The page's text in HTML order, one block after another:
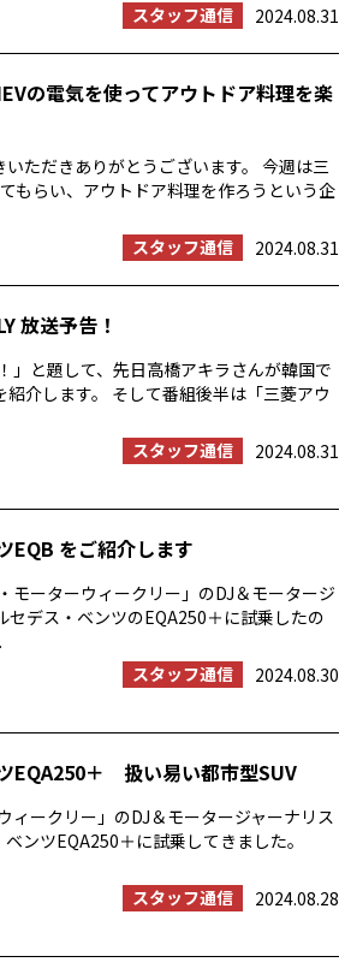
スタッフ通信
2024.08.31
の電気を使ってアウトドア料理を楽
ただきありがとうございます。 今週は三
もらい、アウトドア料理を作ろうという企
スタッフ通信
2024.08.31
放送予告！
と題して、先日高橋アキラさんが韓国で
介します。 そして番組後半は「三菱アウ
スタッフ通信
2024.08.31
EQB をご紹介します
モーターウィークリー」のDJ＆モータージ
デス・ベンツのEQA250＋に試乗したの
スタッフ通信
2024.08.30
EQA250＋ 扱い易い都市型SUV
ィークリー」のDJ＆モータージャーナリス
ンツEQA250＋に試乗してきました。
スタッフ通信
2024.08.28